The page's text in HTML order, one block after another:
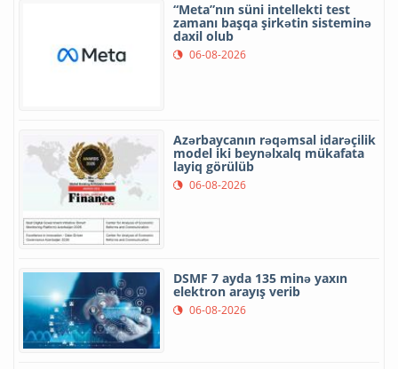
“Meta”nın süni intellekti test
zamanı başqa şirkətin sisteminə
daxil olub
06-08-2026
Azərbaycanın rəqəmsal idarəçilik
model iki beynəlxalq mükafata
layiq görülüb
06-08-2026
DSMF 7 ayda 135 minə yaxın
elektron arayış verib
06-08-2026